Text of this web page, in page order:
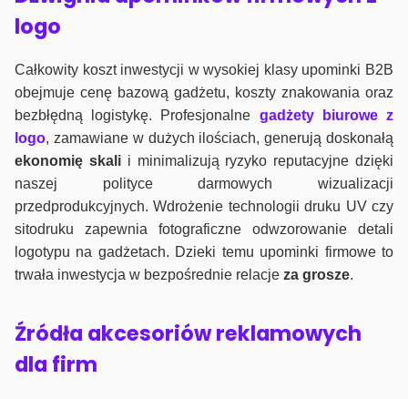
logo
Całkowity koszt inwestycji w wysokiej klasy upominki B2B
obejmuje cenę bazową gadżetu, koszty znakowania oraz
bezbłędną logistykę. Profesjonalne gadżety biurowe z
logo, zamawiane w dużych ilościach, generują doskonałą
ekonomię skalii minimalizują ryzyko reputacyjne dzięki
naszej polityce darmowych wizualizacji
przedprodukcyjnych. Wdrożenie technologii druku UV czy
sitodruku zapewnia fotograficzne odwzorowanie detali
logotypu na gadżetach. Dzieki temu upominki firmowe to
trwała inwestycja w bezpośrednie relacje za grosze.
Źródła akcesoriów reklamowych
dla firm